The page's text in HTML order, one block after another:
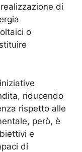
di
o
riducendo
rispetto alle
però, è
e
di